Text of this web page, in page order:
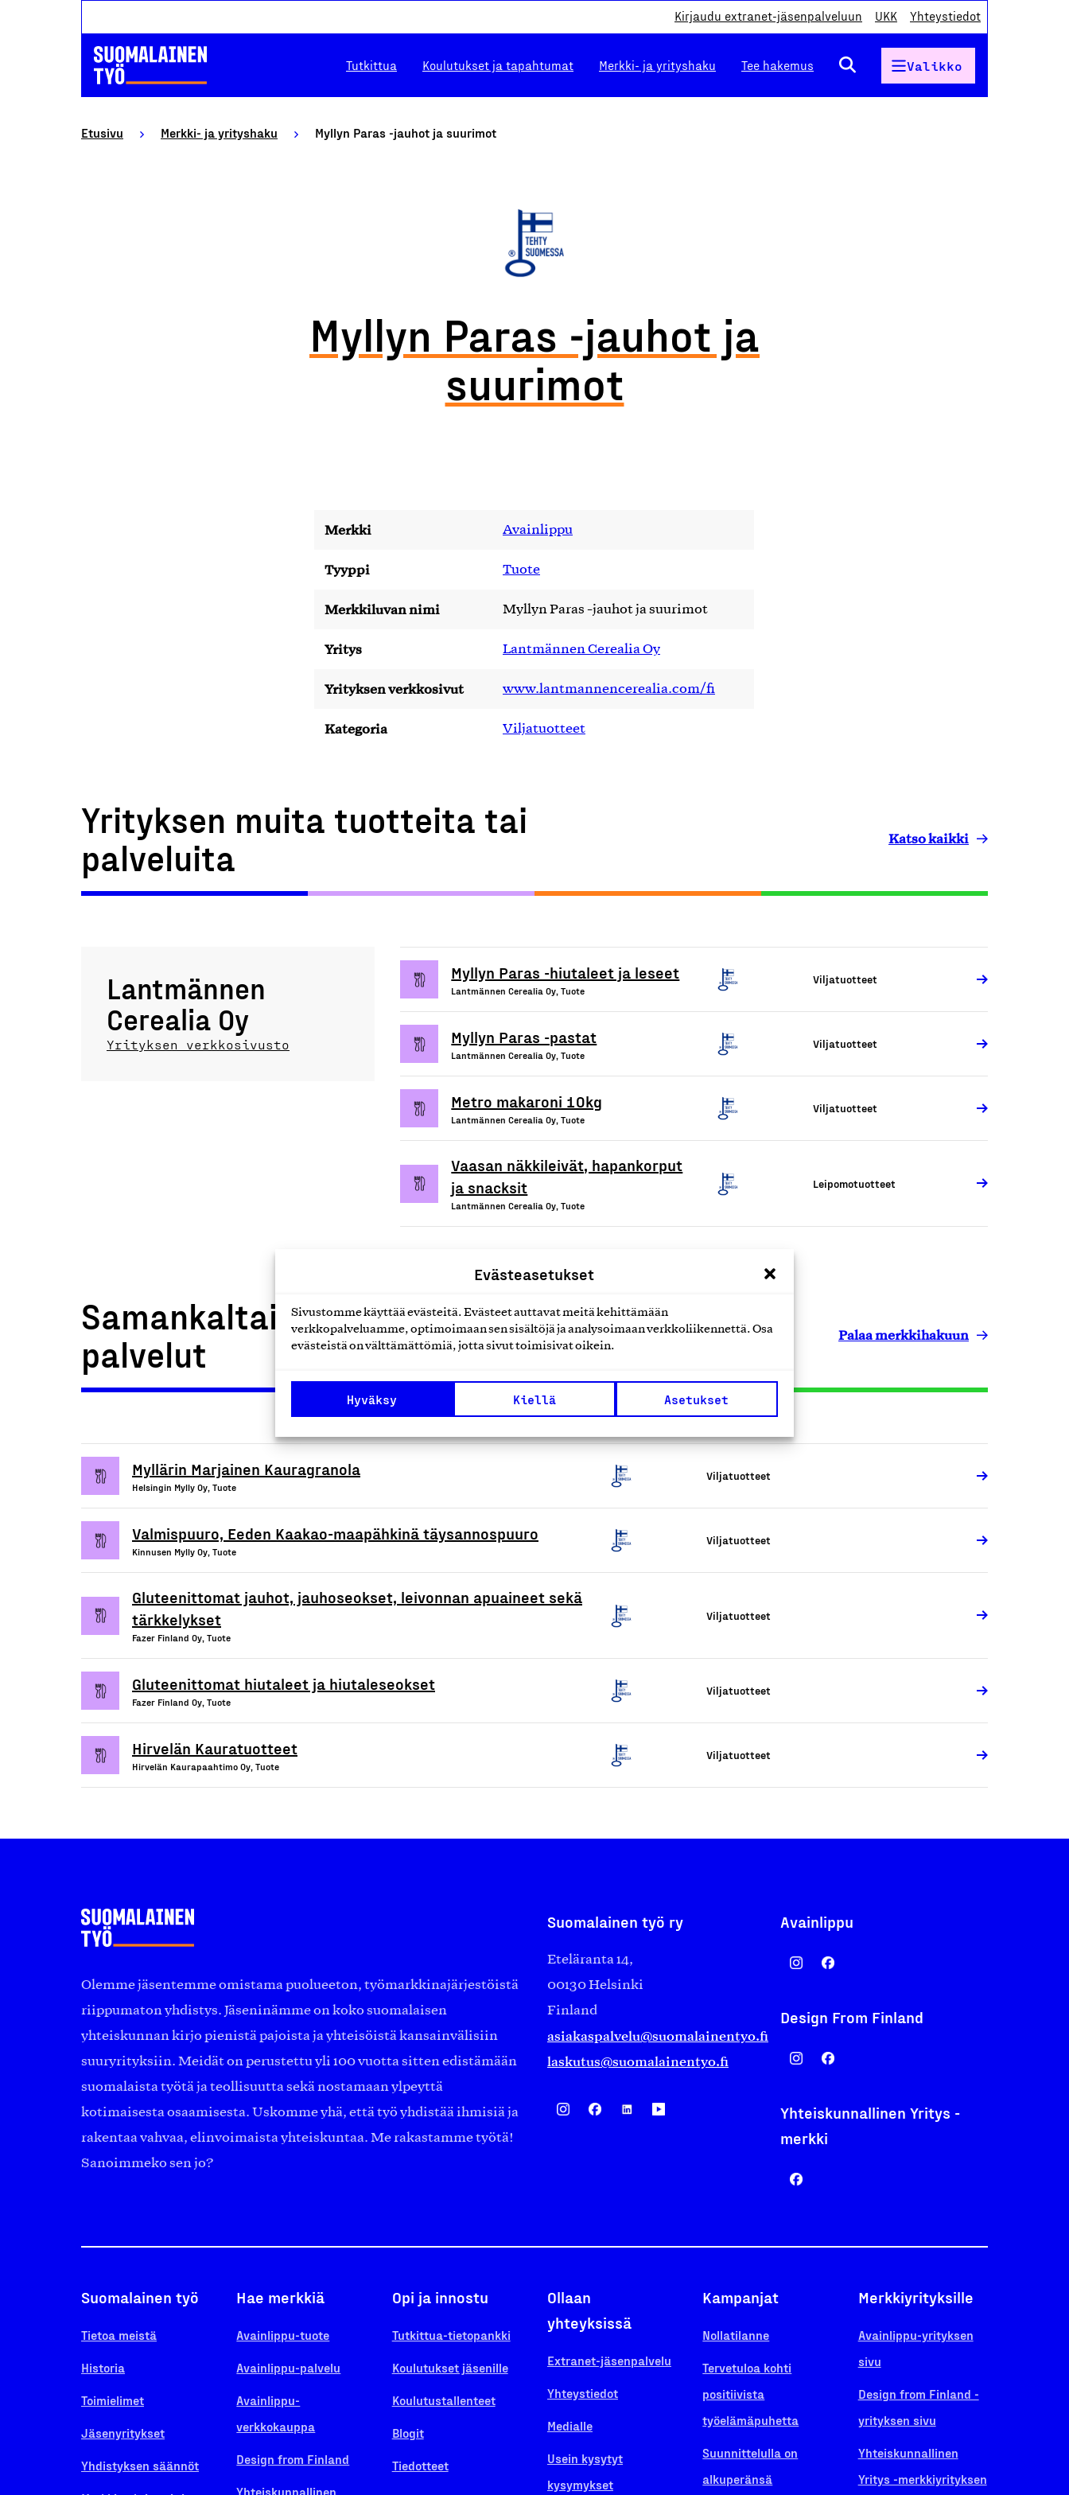
Evästeasetukset
Sivustomme käyttää evästeitä. Evästeet auttavat meitä kehittämään
verkkopalveluamme, optimoimaan sen sisältöjä ja analysoimaan verkkoliikennettä. Osa
evästeistä on välttämättömiä, jotta sivut toimisivat oikein.
Hyväksy Kiellä Asetukset
Kirjaudu extranet-jäsenpalveluun UKK Yhteystiedot
Tutkittua Koulutukset ja tapahtumat Merkki- ja yrityshaku Tee hakemus Valikko
Etusivu Merkki- ja yrityshaku Myllyn Paras -jauhot ja suurimot
Myllyn Paras -jauhot ja
suurimot
Merkki Avainlippu
Tyyppi Tuote
Merkkiluvan nimi Myllyn Paras -jauhot ja suurimot
Yritys Lantmännen Cerealia Oy
Yrityksen verkkosivut www.lantmannencerealia.com/fi
Kategoria Viljatuotteet
Yrityksen muita tuotteita tai
palveluita
Katso kaikki
Lantmännen
Cerealia Oy
Yrityksen verkkosivusto
Myllyn Paras -hiutaleet ja leseet
Lantmännen Cerealia Oy, Tuote
Viljatuotteet
Myllyn Paras -pastat
Lantmännen Cerealia Oy, Tuote
Viljatuotteet
Metro makaroni 10kg
Lantmännen Cerealia Oy, Tuote
Viljatuotteet
Vaasan näkkileivät, hapankorput
ja snacksit
Lantmännen Cerealia Oy, Tuote
Leipomotuotteet
Samankaltaiset tuotteet tai
palvelut
Palaa merkkihakuun
Myllärin Marjainen Kauragranola
Helsingin Mylly Oy, Tuote
Viljatuotteet
Valmispuuro, Eeden Kaakao-maapähkinä täysannospuuro
Kinnusen Mylly Oy, Tuote
Viljatuotteet
Gluteenittomat jauhot, jauhoseokset, leivonnan apuaineet sekä
tärkkelykset
Fazer Finland Oy, Tuote
Viljatuotteet
Gluteenittomat hiutaleet ja hiutaleseokset
Fazer Finland Oy, Tuote
Viljatuotteet
Hirvelän Kauratuotteet
Hirvelän Kaurapaahtimo Oy, Tuote
Viljatuotteet
Olemme jäsentemme omistama puolueeton, työmarkkinajärjestöistä
riippumaton yhdistys. Jäseninämme on koko suomalaisen
yhteiskunnan kirjo pienistä pajoista ja yhteisöistä kansainvälisiin
suuryrityksiin. Meidät on perustettu yli 100 vuotta sitten edistämään
suomalaista työtä ja teollisuutta sekä nostamaan ylpeyttä
kotimaisesta osaamisesta. Uskomme yhä, että työ yhdistää ihmisiä ja
rakentaa vahvaa, elinvoimaista yhteiskuntaa. Me rakastamme työtä!
Sanoimmeko sen jo?
Suomalainen työ ry
Eteläranta 14,
00130 Helsinki
Finland
asiakaspalvelu@suomalainentyo.fi
laskutus@suomalainentyo.fi
Avainlippu
Design From Finland
Yhteiskunnallinen Yritys -
merkki
Suomalainen työ
Tietoa meistä
Historia
Toimielimet
Jäsenyritykset
Yhdistyksen säännöt
Hae merkkiä
Avainlippu-tuote
Avainlippu-palvelu
Avainlippu-
verkkokauppa
Design from Finland
Yhteiskunnallinen
Opi ja innostu
Tutkittua-tietopankki
Koulutukset jäsenille
Koulutustallenteet
Blogit
Tiedotteet
Ollaan
yhteyksissä
Extranet-jäsenpalvelu
Yhteystiedot
Medialle
Usein kysytyt
kysymykset
Kampanjat
Nollatilanne
Tervetuloa kohti
positiivista
työelämäpuhetta
Suunnittelulla on
alkuperänsä
Merkkiyrityksille
Avainlippu-yrityksen
sivu
Design from Finland -
yrityksen sivu
Yhteiskunnallinen
Yritys -merkkiyrityksen